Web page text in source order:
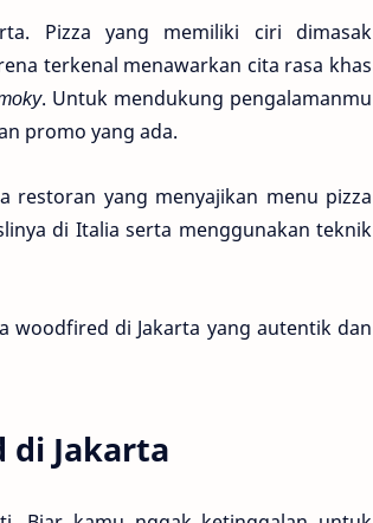
Pizza yang memiliki ciri dimasak
terkenal menawarkan cita rasa khas
. Untuk mendukung pengalamanmu
promo yang ada.
restoran yang menyajikan menu pizza
di Italia serta menggunakan teknik
woodfired di Jakarta yang autentik dan
di Jakarta